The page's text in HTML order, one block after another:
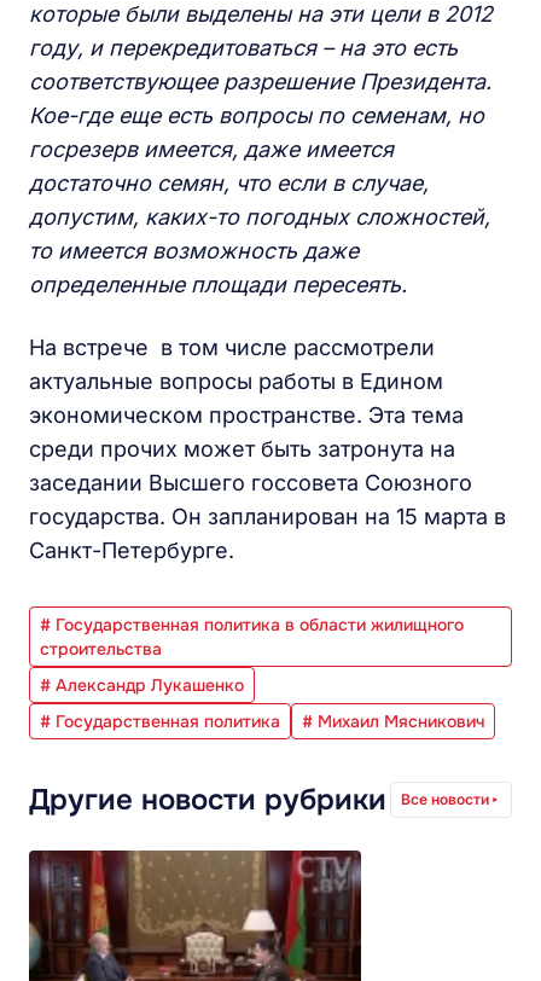
которые были выделены на эти цели в 2012
году, и перекредитоваться – на это есть
соответствующее разрешение Президента.
Кое-где еще есть вопросы по семенам, но
госрезерв имеется, даже имеется
достаточно семян, что если в случае,
допустим, каких-то погодных сложностей,
то имеется возможность даже
определенные площади пересеять.
На встрече в том числе рассмотрели
актуальные вопросы работы в Едином
экономическом пространстве. Эта тема
среди прочих может быть затронута на
заседании Высшего госсовета Союзного
государства. Он запланирован на 15 марта в
Санкт-Петербурге.
# Государственная политика в области жилищного
строительства
# Александр Лукашенко
# Государственная политика
# Михаил Мясникович
Другие новости рубрики Все новости